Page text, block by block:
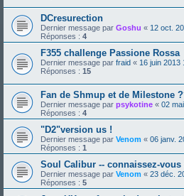
DCresurection
Dernier message par Goshu « 12 oct.
Réponses : 4
F355 challenge Passione Rossa
Dernier message par fraid « 16 juin 2013
Réponses : 15
Fan de Shmup et de Milestone
Dernier message par psykotine « 02
Réponses : 4
"D2"version us !
Dernier message par Venom « 06 janv.
Réponses : 1
Soul Calibur -- connaissez-vous
Dernier message par Venom « 23 déc.
Réponses : 5